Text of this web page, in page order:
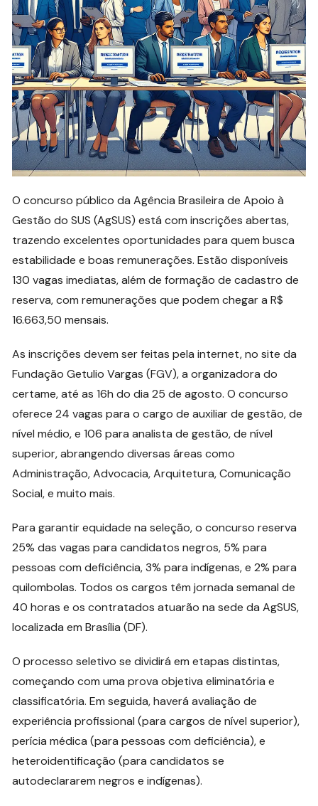
O concurso público da Agência Brasileira de Apoio à
Gestão do SUS (AgSUS) está com inscrições abertas,
trazendo excelentes oportunidades para quem busca
estabilidade e boas remunerações. Estão disponíveis
130 vagas imediatas, além de formação de cadastro de
reserva, com remunerações que podem chegar a R$
16.663,50 mensais.
As inscrições devem ser feitas pela internet, no site da
Fundação Getulio Vargas (FGV), a organizadora do
certame, até as 16h do dia 25 de agosto. O concurso
oferece 24 vagas para o cargo de auxiliar de gestão, de
nível médio, e 106 para analista de gestão, de nível
superior, abrangendo diversas áreas como
Administração, Advocacia, Arquitetura, Comunicação
Social, e muito mais.
Para garantir equidade na seleção, o concurso reserva
25% das vagas para candidatos negros, 5% para
pessoas com deficiência, 3% para indígenas, e 2% para
quilombolas. Todos os cargos têm jornada semanal de
40 horas e os contratados atuarão na sede da AgSUS,
localizada em Brasília (DF).
O processo seletivo se dividirá em etapas distintas,
começando com uma prova objetiva eliminatória e
classificatória. Em seguida, haverá avaliação de
experiência profissional (para cargos de nível superior),
perícia médica (para pessoas com deficiência), e
heteroidentificação (para candidatos se
autodeclararem negros e indígenas).